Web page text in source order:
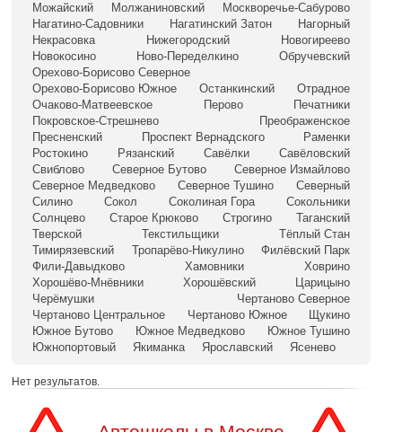
Можайский
Молжаниновский
Москворечье-Сабурово
Нагатино-Садовники
Нагатинский Затон
Нагорный
Некрасовка
Нижегородский
Новогиреево
Новокосино
Ново-Переделкино
Обручевский
Орехово-Борисово Северное
Орехово-Борисово Южное
Останкинский
Отрадное
Очаково-Матвеевское
Перово
Печатники
Покровское-Стрешнево
Преображенское
Пресненский
Проспект Вернадского
Раменки
Ростокино
Рязанский Савёлки
Савёловский
Свиблово
Северное Бутово
Северное Измайлово
Северное Медведково
Северное Тушино
Северный
Силино
Сокол Соколиная Гора
Сокольники
Солнцево
Старое Крюково Строгино
Таганский
Тверской
Текстильщики
Тёплый Стан
Тимирязевский
Тропарёво-Никулино
Филёвский Парк
Фили-Давыдково
Хамовники
Ховрино
Хорошёво-Мнёвники
Хорошёвский
Царицыно
Черёмушки
Чертаново Северное
Чертаново Центральное
Чертаново Южное
Щукино
Южное Бутово
Южное Медведково
Южное Тушино
Южнопортовый
Якиманка Ярославский Ясенево
Нет результатов.